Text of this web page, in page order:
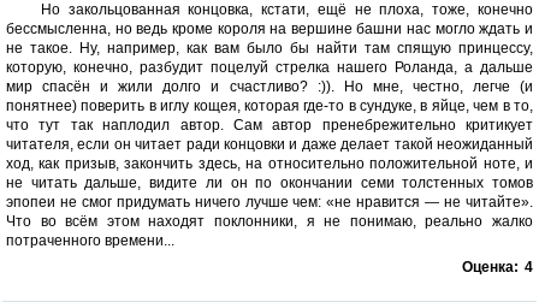
Но закольцованная концовка, кстати, ещё не плоха, тоже, конечно
бессмысленна, но ведь кроме короля на вершине башни нас могло ждать и
не такое. Ну, например, как вам было бы найти там спящую принцессу,
которую, конечно, разбудит поцелуй стрелка нашего Роланда, а дальше
мир спасён и жили долго и счастливо? :)). Но мне, честно, легче (и
понятнее) поверить в иглу кощея, которая где-то в сундуке, в яйце, чем в то,
что тут так наплодил автор. Сам автор пренебрежительно критикует
читателя, если он читает ради концовки и даже делает такой неожиданный
ход, как призыв, закончить здесь, на относительно положительной ноте, и
не читать дальше, видите ли он по окончании семи толстенных томов
эпопеи не смог придумать ничего лучше чем: «не нравится — не читайте».
Что во всём этом находят поклонники, я не понимаю, реально жалко
потраченного времени...
Оценка: 4